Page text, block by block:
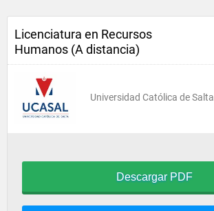
Licenciatura en Recursos
Humanos (A distancia)
Universidad Católica de Salta
Descargar PDF